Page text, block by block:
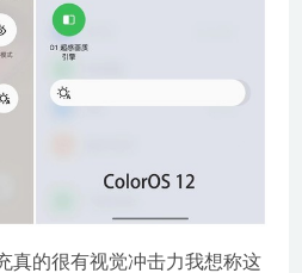
真的很有视觉冲击力我想称这